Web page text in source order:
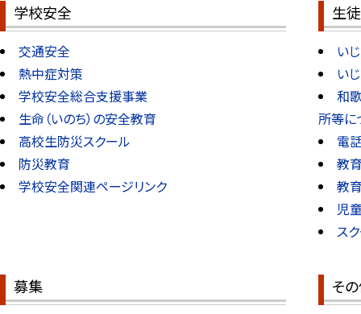
学校安全
交通安全
熱中症対策
学校安全総合支援事業
生命（いのち）の安全教育
高校生防災スクール
防災教育
学校安全関連ページリンク
生
い
い
和
所等に
電
教
教
児
ス
募集 そ